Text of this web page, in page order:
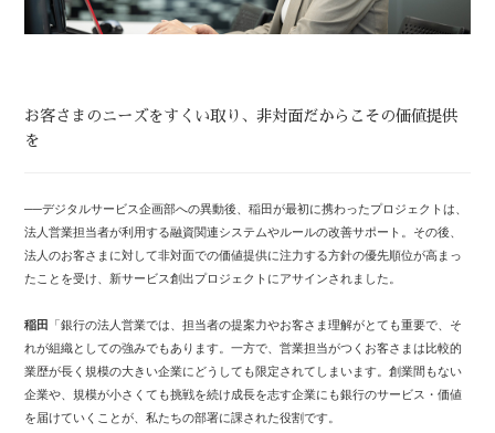
お客さまのニーズをすくい取り、非対面だからこその価値提供
を
──デジタルサービス企画部への異動後、稲田が最初に携わったプロジェクトは、
法人営業担当者が利用する融資関連システムやルールの改善サポート。その後、
法人のお客さまに対して非対面での価値提供に注力する方針の優先順位が高まっ
たことを受け、新サービス創出プロジェクトにアサインされました。
稲田
「銀行の法人営業では、担当者の提案力やお客さま理解がとても重要で、そ
れが組織としての強みでもあります。一方で、営業担当がつくお客さまは比較的
業歴が長く規模の大きい企業にどうしても限定されてしまいます。創業間もない
企業や、規模が小さくても挑戦を続け成長を志す企業にも銀行のサービス・価値
を届けていくことが、私たちの部署に課された役割です。